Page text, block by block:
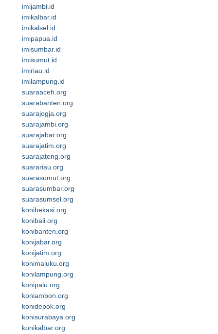
imijambi.id
imikalbar.id
imikalsel.id
imipapua.id
imisumbar.id
imisumut.id
imiriau.id
imilampung.id
suaraaceh.org
suarabanten.org
suarajogja.org
suarajambi.org
suarajabar.org
suarajatim.org
suarajateng.org
suarariau.org
suarasumut.org
suarasumbar.org
suarasumsel.org
konibekasi.org
konibali.org
konibanten.org
konijabar.org
konijatim.org
konimaluku.org
konilampung.org
konipalu.org
koniambon.org
konidepok.org
konisurabaya.org
konikalbar.org